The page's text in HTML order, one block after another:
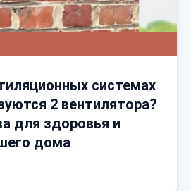
системах
2 вентилятора?
для здоровья и
дома